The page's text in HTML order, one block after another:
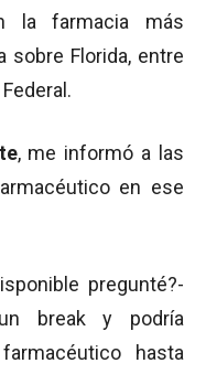
la farmacia más
sobre Florida, entre
, me informó a las
en ese
pregunté?-
break y podría
hasta